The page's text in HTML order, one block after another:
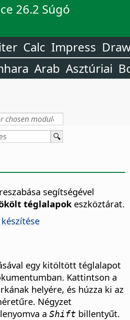
26.2 Súgó
Calc Impress
Arab Asztúriai
segítségével
téglalapokeszköztárat.
egy kitöltött téglalapot
Kattintson a
helyére, és húzza ki az
Négyzet
a Shift billentyűt.